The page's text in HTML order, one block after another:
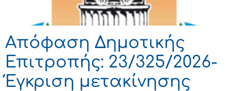
Απόφαση Δημοτικής
Επιτροπής: 23/325/2026-
Έγκριση μετακίνησης